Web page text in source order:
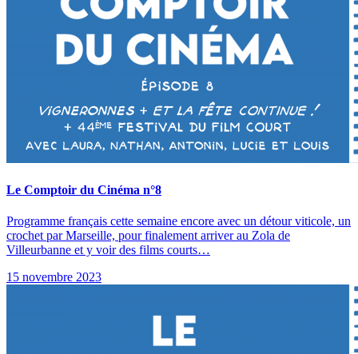
Le Comptoir du Cinéma n°8
Programme français cette semaine encore avec un détour viticole, un
crochet par Marseille, pour finalement arriver au Zola de
Villeurbanne et y voir des films courts…
15 novembre 2023